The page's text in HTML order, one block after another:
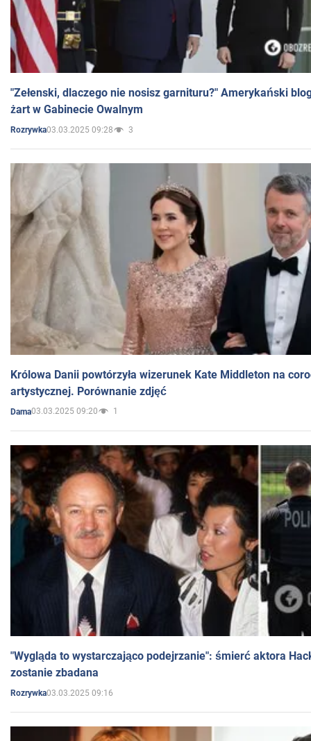
"Zełenski, dlaczego nie nosisz garnituru?" Amerykański
żart w Gabinecie Owalnym
Rozrywka03.03.2025 09:28 3
Królowa Danii powtórzyła wizerunek Kate Middleton na
artystycznej. Porównanie zdjęć
Dama03.03.2025 09:20 1
"Wygląda to wystarczająco podejrzanie": śmierć aktora
zostanie zbadana
Rozrywka03.03.2025 09:16